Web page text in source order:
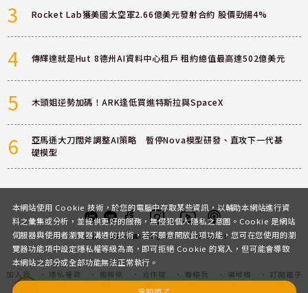
3 Rocket Lab獲美國太空軍2.66億美元發射合約 股價勁揚4%
4 傳輝達就是Hut 8德州AI資料中心租戶 租約總值最高達502億美元
5 木頭姐逆勢加碼！ARK逢低買進特斯拉與SpaceX
6
亞馬遜大刀闊斧調整AI策略 暫停Nova模型研發、直攻下一代基
礎模型
客服 討論區粉絲團InstagramYoutubePodcast
加入我
們
隱私權政
策
服務條
款
合作提
案
聯絡我
們
場地租
借
訂閱電子
報
本網站使用 Cookie 技術，於您的電腦中存取某些資訊，以輔助本網站進行資
料之彙集或分析，並提供更好的服務，無侵犯個人隱私之意圖。Cookie 是網站
伺服器與使用者瀏覽器溝通的技術，若不願意開放此項功能，您可在您使用的瀏
覽器功能項中設定隱私權等級為高，即可拒絕 Cookie 的寫入，但可能會導致
本網站之部分或全部功能無法正常執行。